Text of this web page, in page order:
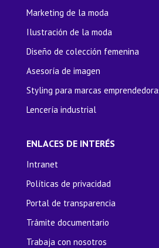
Marketing de la moda
Ilustración de la moda
Diseño de colección femenina
Asesoría de imagen
Styling para marcas
Lencería industrial
ENLACES DE INTERÉS
Intranet
Políticas de privacidad
Portal de transparencia
Trámite documentario
Trabaja con nosotros